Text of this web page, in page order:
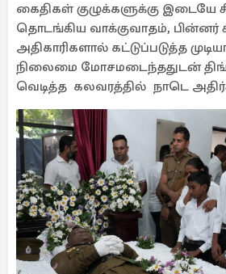
கைதிகள் குழுக்களுக்கு இடையே
தொடங்கிய வாக்குவாதம், பின்னர்
அதிகாரிகளால் கட்டுப்படுத்த
நிலைமை மோசமடைந்ததுடன்
வெடித்த கலவரத்தில் நாடெ